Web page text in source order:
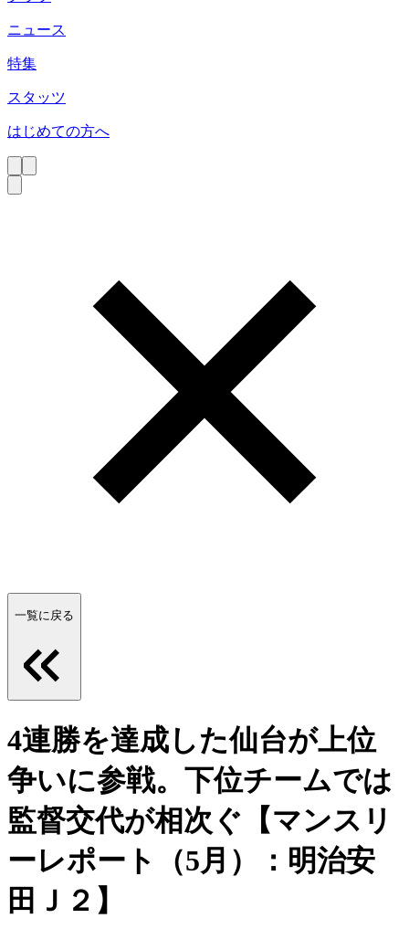
ニュース
特集
スタッツ
はじめての方へ
一覧に戻る
4連勝を達成した仙台が上位
争いに参戦。下位チームでは
監督交代が相次ぐ【マンスリ
ーレポート（5月）：明治安
田Ｊ２】